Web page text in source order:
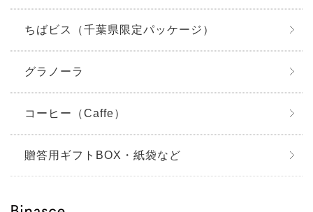
ちばビス（千葉県限定パッケージ）
グラノーラ
コーヒー（Caffe）
贈答用ギフトBOX・紙袋など